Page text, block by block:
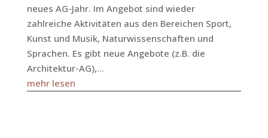
neues AG-Jahr. Im Angebot sind wieder
zahlreiche Aktivitäten aus den Bereichen Sport,
Kunst und Musik, Naturwissenschaften und
Sprachen. Es gibt neue Angebote (z.B. die
Architektur-AG),...
mehr lesen